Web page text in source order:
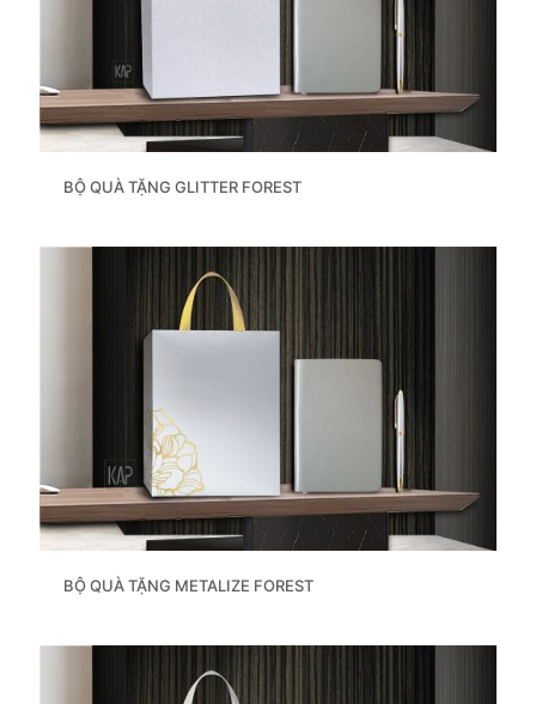
BỘ QUÀ TẶNG GLITTER FOREST
BỘ QUÀ TẶNG METALIZE FOREST